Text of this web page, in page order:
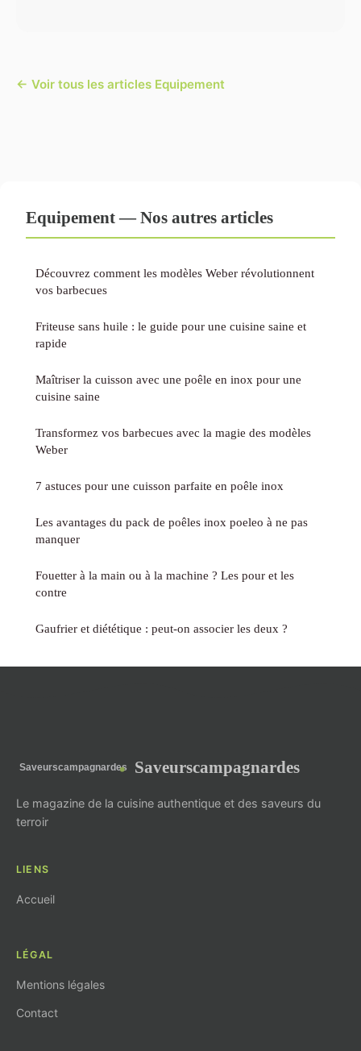
← Voir tous les articles Equipement
Equipement — Nos autres articles
Découvrez comment les modèles Weber révolutionnent
vos barbecues
Friteuse sans huile : le guide pour une cuisine saine et
rapide
Maîtriser la cuisson avec une poêle en inox pour une
cuisine saine
Transformez vos barbecues avec la magie des modèles
Weber
7 astuces pour une cuisson parfaite en poêle inox
Les avantages du pack de poêles inox poeleo à ne pas
manquer
Fouetter à la main ou à la machine ? Les pour et les
contre
Gaufrier et diététique : peut-on associer les deux ?
Saveurscampagnardes
Le magazine de la cuisine authentique et des saveurs du
terroir
LIENS
Accueil
LÉGAL
Mentions légales
Contact